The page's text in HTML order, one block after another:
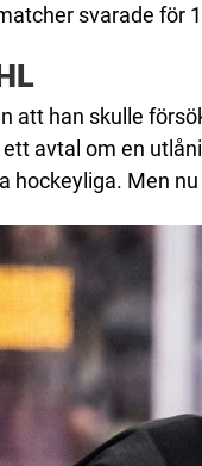
svarade för
att han skulle
avtal om en
hockeyliga. Men